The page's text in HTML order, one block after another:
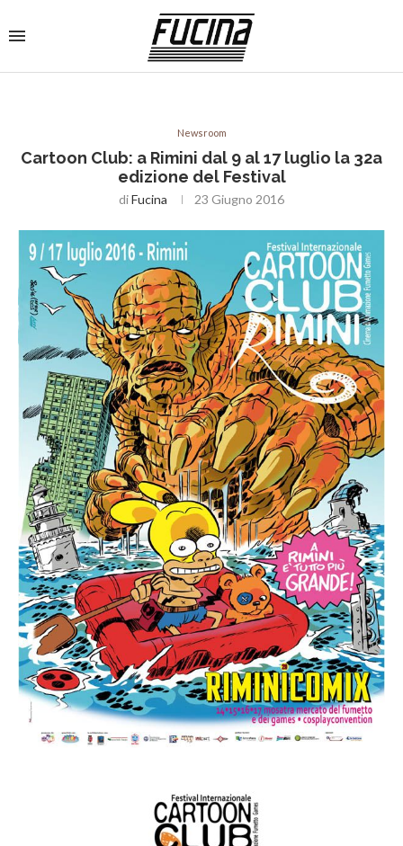
Newsroom
Cartoon Club: a Rimini dal 9 al 17 luglio la 32a
edizione del Festival
diFucina 23 Giugno 2016